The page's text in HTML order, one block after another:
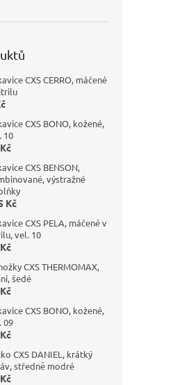
CXS CERRO, máčené
CXS BONO, kožené,
10
CXS BENSON,
výstražné
Kč
CXS PELA, máčené v
vel. 10
CXS THERMOMAX,
šedé
CXS BONO, kožené,
09
CXS DANIEL, krátký
středně modré